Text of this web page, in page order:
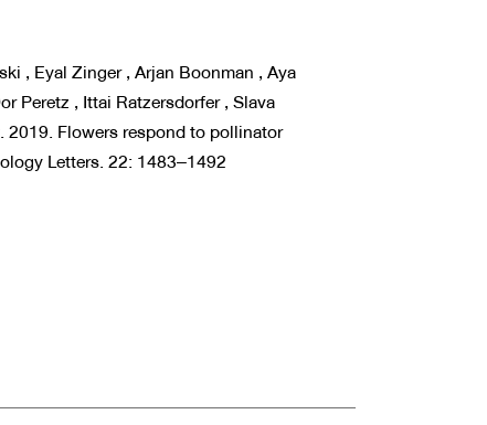
, Eyal Zinger , Arjan Boonman , Aya
Peretz , Ittai Ratzersdorfer , Slava
2019. Flowers respond to pollinator
Letters. 22: 1483–1492